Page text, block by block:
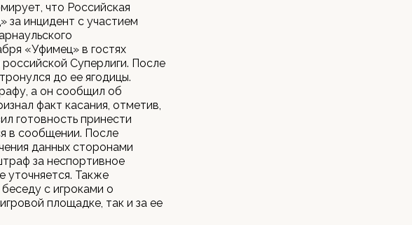
что Российская
инцидент с участием
«Уфимец» в гостях
Суперлиги. После
до ее ягодицы.
а он сообщил об
факт касания, отметив,
готовность принести
в сообщении. После
данных сторонами
за неспортивное
уточняется. Также
с игроками о
площадке, так и за ее